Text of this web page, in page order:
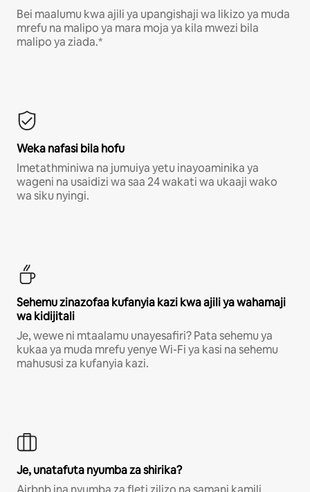
Bei maalumu kwa ajili ya upangishaji wa likizo ya muda
mrefu na malipo ya mara moja ya kila mwezi bila
malipo ya ziada.*
Weka nafasi bila hofu
Imetathminiwa na jumuiya yetu inayoaminika ya
wageni na usaidizi wa saa 24 wakati wa ukaaji wako
wa siku nyingi.
Sehemu zinazofaa kufanyia kazi kwa ajili ya wahamaji
wa kidijitali
Je, wewe ni mtaalamu unayesafiri? Pata sehemu ya
kukaa ya muda mrefu yenye Wi-Fi ya kasi na sehemu
mahususi za kufanyia kazi.
Je, unatafuta nyumba za shirika?